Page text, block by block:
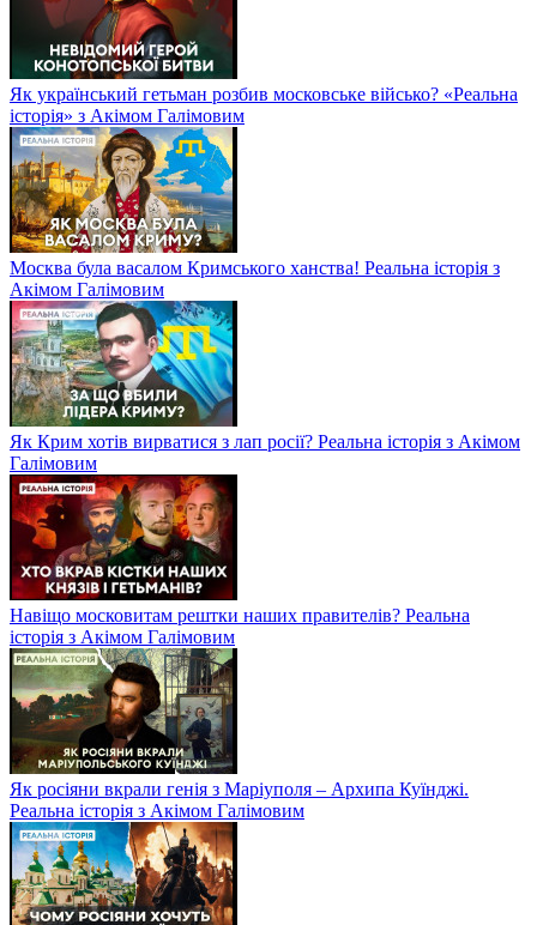
Як український гетьман розбив московське військо? «Реальна
історія» з Акімом Галімовим
Москва була васалом Кримського ханства! Реальна історія з
Акімом Галімовим
Як Крим хотів вирватися з лап росії? Реальна історія з Акімом
Галімовим
Навіщо московитам рештки наших правителів? Реальна
історія з Акімом Галімовим
Як росіяни вкрали генія з Маріуполя – Архипа Куїнджі.
Реальна історія з Акімом Галімовим